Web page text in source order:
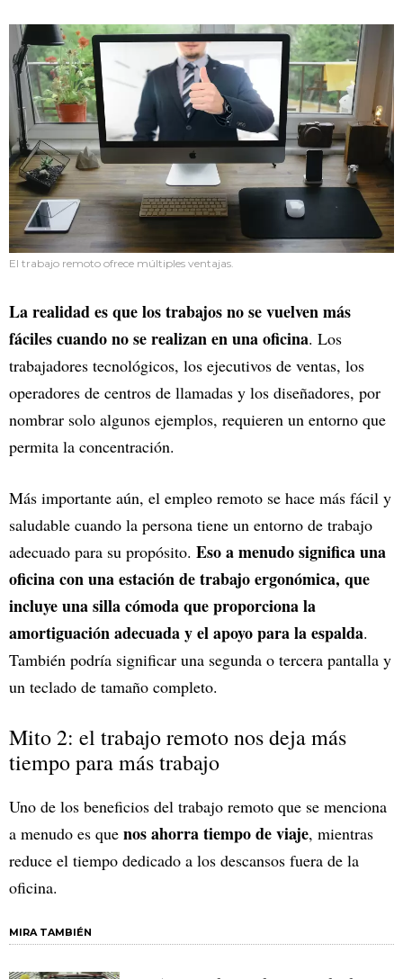
El trabajo remoto ofrece múltiples ventajas.
La realidad es que los trabajos no se vuelven más
fáciles cuando no se realizan en una oficina. Los
trabajadores tecnológicos, los ejecutivos de ventas, los
operadores de centros de llamadas y los diseñadores, por
nombrar solo algunos ejemplos, requieren un entorno que
permita la concentración.
Más importante aún, el empleo remoto se hace más fácil y
saludable cuando la persona tiene un entorno de trabajo
adecuado para su propósito. Eso a menudo significa una
oficina con una estación de trabajo ergonómica, que
incluye una silla cómoda que proporciona la
amortiguación adecuada y el apoyo para la espalda.
También podría significar una segunda o tercera pantalla y
un teclado de tamaño completo.
Mito 2: el trabajo remoto nos deja más
tiempo para más trabajo
Uno de los beneficios del trabajo remoto que se menciona
a menudo es que nos ahorra tiempo de viaje, mientras
reduce el tiempo dedicado a los descansos fuera de la
oficina.
MIRA TAMBIÉN